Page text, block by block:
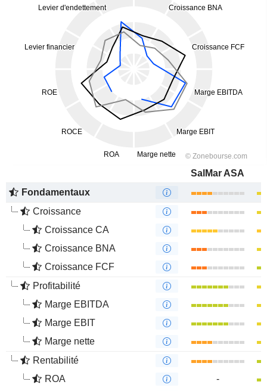
SalMar ASA
Fondamentaux
Croissance
Croissance CA
Croissance BNA
Croissance FCF
Profitabilité
Marge EBITDA
Marge EBIT
Marge nette
Rentabilité
ROA
-